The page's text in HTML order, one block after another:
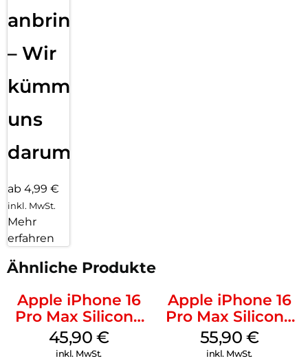
anbringen
– Wir
kümmern
uns
darum!
ab 4,99 €
inkl. MwSt.
Mehr
erfahren
Ähnliche Produkte
Apple iPhone 16
Pro Max Silicone
Case MagSafe
Ultramarine
45,90 €
inkl. MwSt.
Apple iPhone 16
Pro Max Silicone
Case MagSafe
Stone Gray
55,90 €
inkl. MwSt.